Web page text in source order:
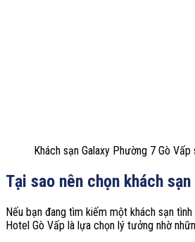
Khách sạn Galaxy Phường 7 Gò
Tại sao nên chọn khách sạn
Nếu bạn đang tìm kiếm một khách sạn tình
Hotel Gò Vấp là lựa chọn lý tưởng nhờ